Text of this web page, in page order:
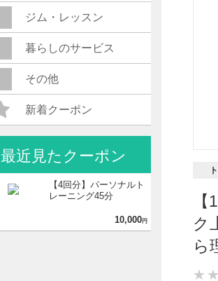
ク
ら
ジム・レッスン
暮らしのサービス
その他
新着クーポン
最近見たクーポン
【4回分】パーソナルト
レーニング45分
10,000円